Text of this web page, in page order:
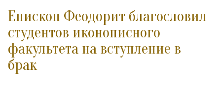
Епископ Феодорит благословил
студентов иконописного
факультета на вступление в
брак